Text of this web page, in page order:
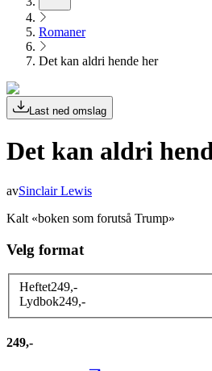
Romaner
Det kan aldri hende her
Last ned omslag
Det kan aldri
avSinclair Lewis
Kalt «boken som forutså Trump»
Velg format
Heftet249,-
Lydbok249,-
249,-